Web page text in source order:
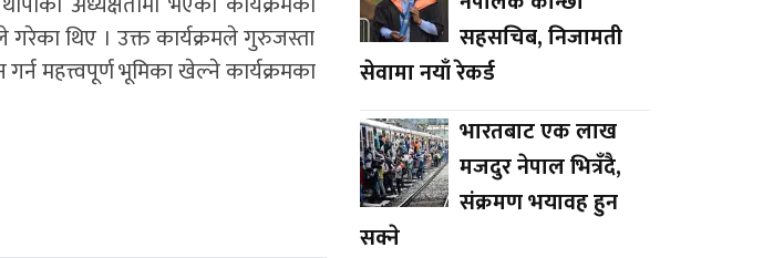
थिए । उक्त कार्यक्रमले गुरुजस्ता
महत्त्वपूर्ण भूमिका खेल्ने कार्यक्रमका
सहसचिब, निजामती
सेवामा नयाँ रेकर्ड
भारतबाट एक लाख
मजदुर नेपाल भित्रँदै,
संक्रमण भयावह हुन
सक्ने